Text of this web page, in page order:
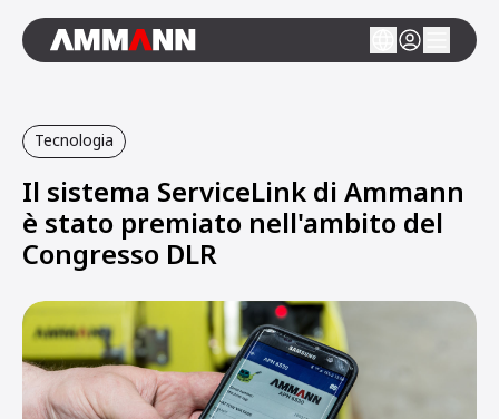
Tecnologia
Il sistema ServiceLink di Ammann
è stato premiato nell'ambito del
Congresso DLR